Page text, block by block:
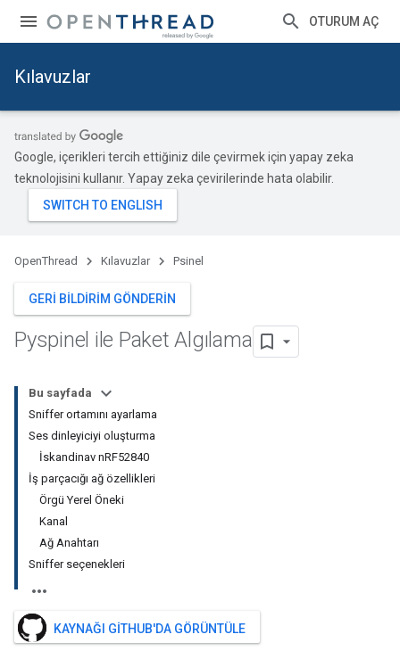
OTURUM AÇ
Kılavuzlar
Google, içerikleri tercih ettiğiniz dile çevirmek için yapay zeka
teknolojisini kullanır. Yapay zeka çevirilerinde hata olabilir.
OpenThread Kılavuzlar Psinel
GERI BILDIRIM GÖNDERIN
Pyspinel ile Paket Algılama
Bu sayfada
Sniffer ortamını ayarlama
Ses dinleyiciyi oluşturma
İskandinav nRF52840
İş parçacığı ağ özellikleri
Örgü Yerel Öneki
Kanal
Ağ Anahtarı
Sniffer seçenekleri
KAYNAĞI GITHUB'DA GÖRÜNTÜLE